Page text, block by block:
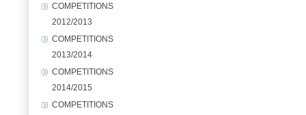
COMPETITIONS
2012/2013
COMPETITIONS
2013/2014
COMPETITIONS
2014/2015
COMPETITIONS